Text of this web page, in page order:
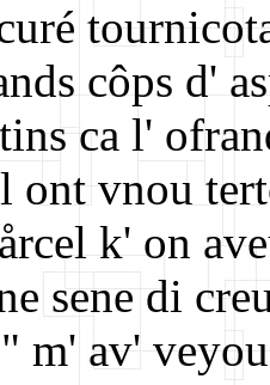
côps d'
ca l'
ont vnou
k' on
sene di
m' av'